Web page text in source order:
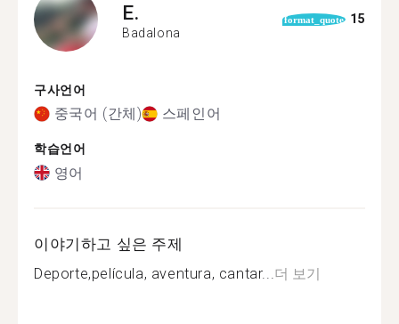
E.
Badalona
format_quote 15
구사언어
중국어 (간체) 스페인어
학습언어
영어
이야기하고 싶은 주제
Deporte,película, aventura, cantar... 더 보기